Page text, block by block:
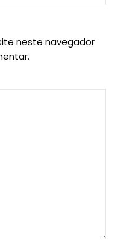
neste navegador